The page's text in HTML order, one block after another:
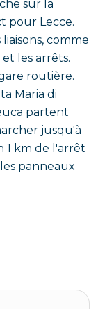
sur la
pour Lecce.
comme
et les arrêts.
routière.
Maria di
partent
jusqu'à
1 km de l'arrêt
panneaux